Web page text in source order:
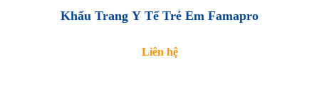
Khẩu Trang Y Tế Trẻ Em Famapro
Liên hệ